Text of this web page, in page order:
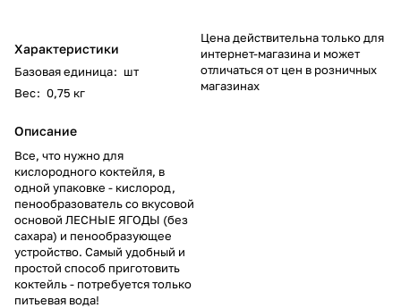
Характеристики
Базовая единица: шт
Вес: 0,75 кг
Описание
Все, что нужно для
кислородного коктейля, в
одной упаковке - кислород,
пенообразователь со вкусовой
основой ЛЕСНЫЕ ЯГОДЫ (без
сахара) и пенообразующее
устройство. Самый удобный и
простой способ приготовить
коктейль - потребуется только
питьевая вода!
Цена действительна только для
интернет-магазина и может
отличаться от цен в розничных
магазинах